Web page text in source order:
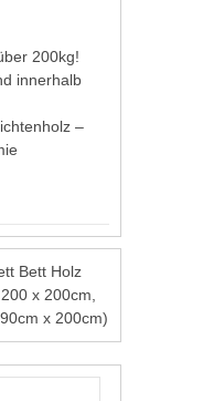
200kg!
innerhalb
–
Bett Holz
x 200cm,
x 200cm)